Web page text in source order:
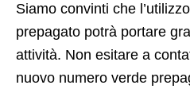
Siamo convinti che
prepagato potrà portare
attività. Non esitare a
nuovo numero verde